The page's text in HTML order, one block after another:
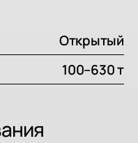
Открытый
100–630 т